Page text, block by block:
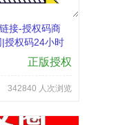
接-授权码商
授权码24小时
正版授权
342840 人次浏览